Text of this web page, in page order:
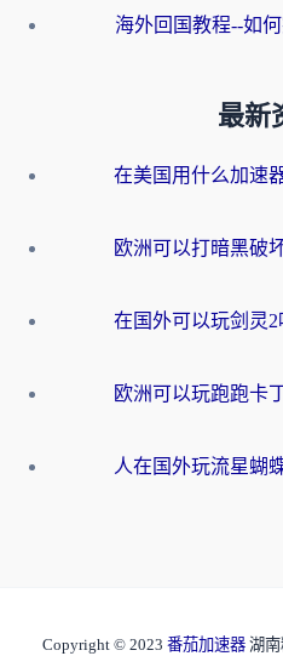
海外回国教程--如
最新
Copyright © 2023 番茄加速器 湖